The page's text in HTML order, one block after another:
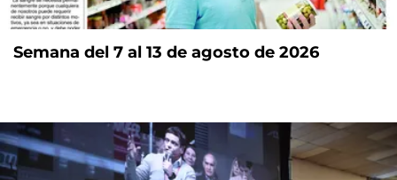
Semana del 7 al 13 de agosto de 2026